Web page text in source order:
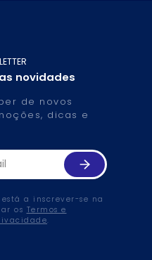
novidades
de novos
dicas e
a inscrever-se na
os Termos e
.